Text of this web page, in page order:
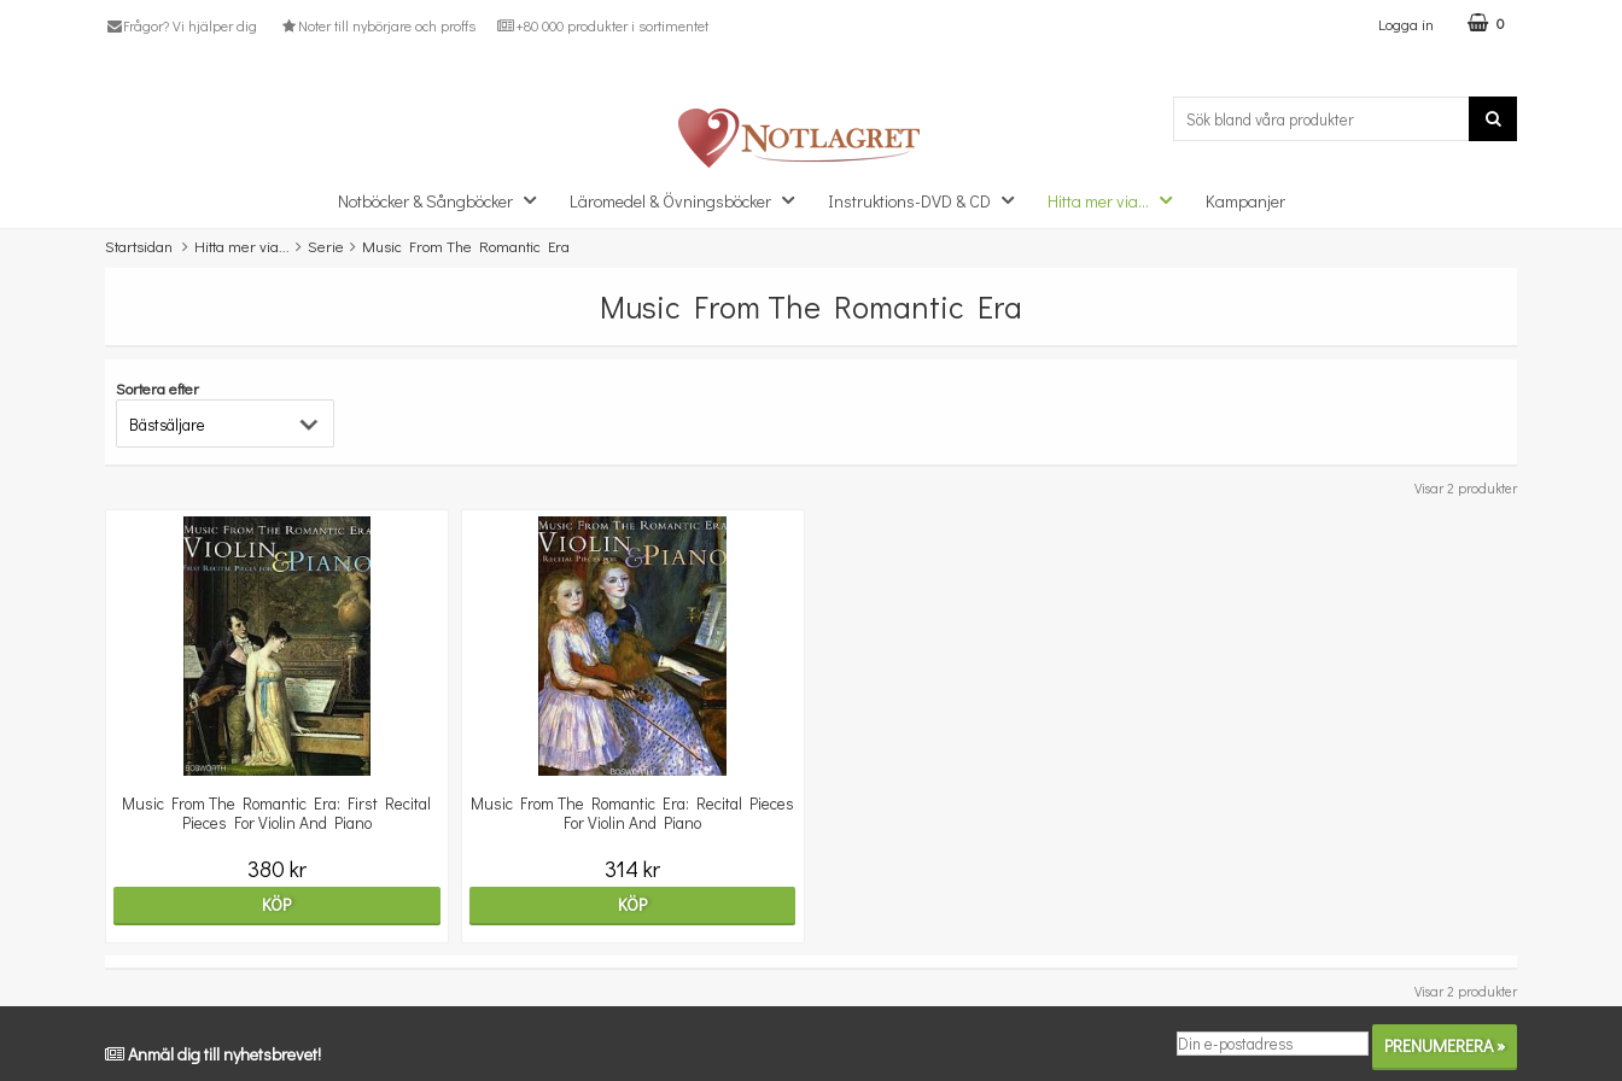
Frågor? Vi hjälper dig Noter till nybörjare och proffs +80 000 produkter i sortimentet Logga in 0
Notböcker & Sångböcker Läromedel & Övningsböcker Instruktions-DVD & CD Hitta mer via... Kampanjer
Startsidan Hitta mer via... Serie Music From The Romantic Era
Music From The Romantic Era
Sortera efter
Visar 2 produkter
Music From The Romantic Era: First Recital
Pieces For Violin And Piano
380 kr
KÖP
Music From The Romantic Era: Recital Pieces
For Violin And Piano
314 kr
KÖP
Visar 2 produkter
Anmäl dig till nyhetsbrevet!